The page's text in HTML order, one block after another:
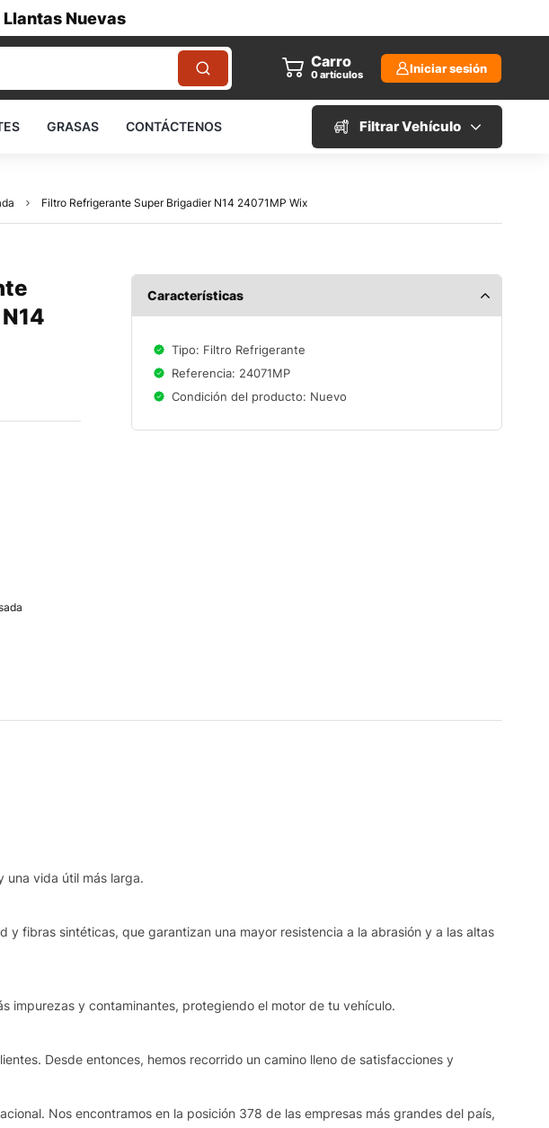
Nuevas
Carro
0artículos Iniciar sesión
GRASAS CONTÁCTENOS Filtrar Vehículo
Filtro Refrigerante Super Brigadier N14 24071MP Wix
Características
Tipo: Filtro Refrigerante
Referencia: 24071MP
Condición del producto: Nuevo
una vida útil más larga.
fibras sintéticas, que garantizan una mayor resistencia a la abrasión y a las altas
impurezas y contaminantes, protegiendo el motor de tu vehículo.
Desde entonces, hemos recorrido un camino lleno de satisfacciones y
Nos encontramos en la posición 378 de las empresas más grandes del país,